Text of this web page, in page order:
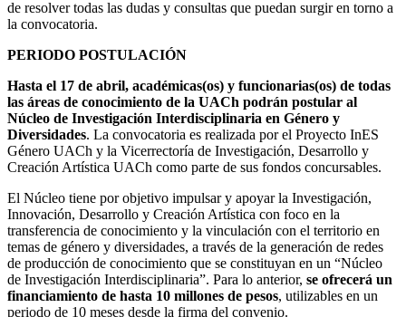
de resolver todas las dudas y consultas que puedan surgir en torno a
la convocatoria.
PERIODO POSTULACIÓN
Hasta el 17 de abril, académicas(os) y funcionarias(os) de todas
las áreas de conocimiento de la UACh podrán postular al
Núcleo de Investigación Interdisciplinaria en Género y
Diversidades. La convocatoria es realizada por el Proyecto InES
Género UACh y la Vicerrectoría de Investigación, Desarrollo y
Creación Artística UACh como parte de sus fondos concursables.
El Núcleo tiene por objetivo impulsar y apoyar la Investigación,
Innovación, Desarrollo y Creación Artística con foco en la
transferencia de conocimiento y la vinculación con el territorio en
temas de género y diversidades, a través de la generación de redes
de producción de conocimiento que se constituyan en un “Núcleo
de Investigación Interdisciplinaria”. Para lo anterior, se ofrecerá un
financiamiento de hasta 10 millones de pesos, utilizables en un
periodo de 10 meses desde la firma del convenio.